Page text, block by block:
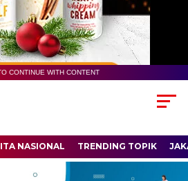
CONTINUE WITH CONTENT
NASIONAL TRENDING TOPIK